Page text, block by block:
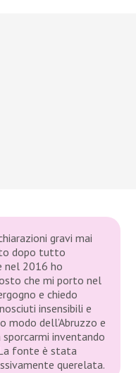
gravi mai
dopo tutto
nel 2016 ho
che mi porto nel
e chiedo
insensibili e
modo dell’Abruzzo e
inventando
fonte è stata
querelata.